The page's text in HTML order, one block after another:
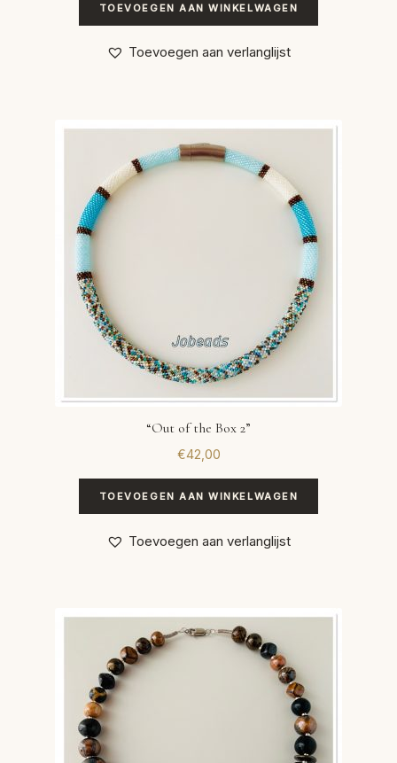
TOEVOEGEN AAN WINKELWAGEN
Toevoegen aan verlanglijst
“Out of the Box 2”
€42,00
TOEVOEGEN AAN WINKELWAGEN
Toevoegen aan verlanglijst